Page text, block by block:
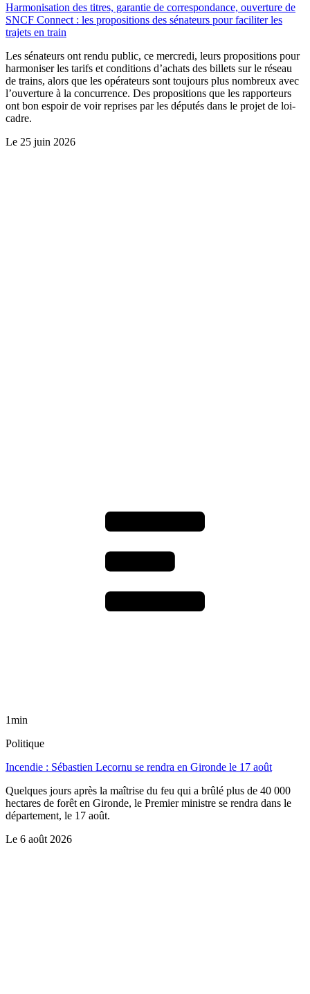
Harmonisation des titres, garantie de correspondance, ouverture de
SNCF Connect : les propositions des sénateurs pour faciliter les
trajets en train
Les sénateurs ont rendu public, ce mercredi, leurs propositions pour
harmoniser les tarifs et conditions d’achats des billets sur le réseau
de trains, alors que les opérateurs sont toujours plus nombreux avec
l’ouverture à la concurrence. Des propositions que les rapporteurs
ont bon espoir de voir reprises par les députés dans le projet de loi-
cadre.
Le 25 juin 2026
1min
Politique
Incendie : Sébastien Lecornu se rendra en Gironde le 17 août
Quelques jours après la maîtrise du feu qui a brûlé plus de 40 000
hectares de forêt en Gironde, le Premier ministre se rendra dans le
département, le 17 août.
Le 6 août 2026